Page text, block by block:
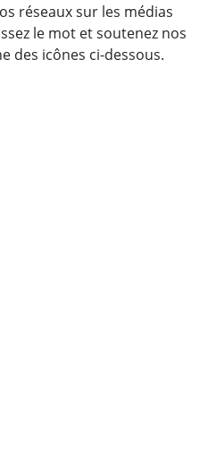
réseaux sur les médias
le mot et soutenez nos
des icônes ci-dessous.